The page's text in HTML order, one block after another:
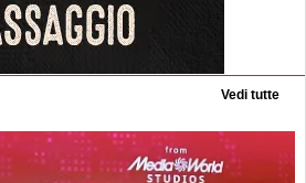
Vedi tutte